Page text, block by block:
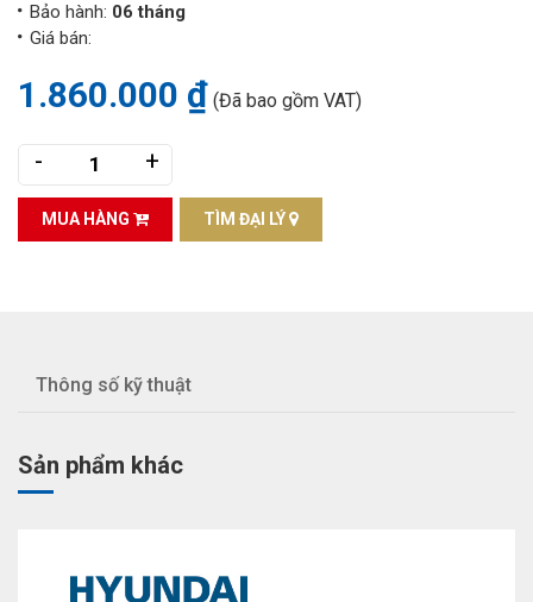
Bảo hành: 06 tháng
Giá bán:
1.860.000 ₫ (Đã bao gồm VAT)
- +
MUA HÀNG TÌM ĐẠI LÝ
Thông số kỹ thuật
Sản phẩm khác